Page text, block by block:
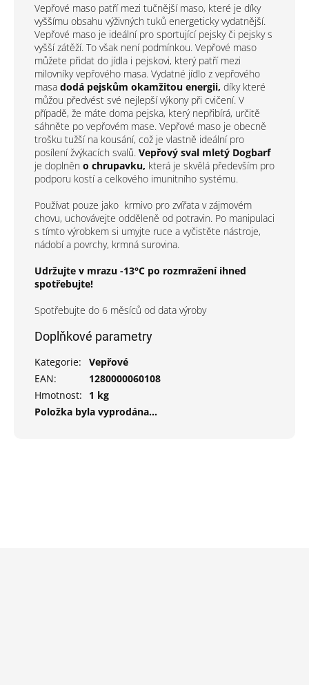
Vepřové maso patří mezi tučnější maso, které je díky
vyššímu obsahu výživných tuků energeticky vydatnější.
Vepřové maso je ideální pro sportující pejsky či pejsky s
vyšší zátěží. To však není podmínkou. Vepřové maso
můžete přidat do jídla i pejskovi, který patří mezi
milovníky vepřového masa. Vydatné jídlo z vepřového
masa dodá pejskům okamžitou energii, díky které
můžou předvést své nejlepší výkony při cvičení. V
případě, že máte doma pejska, který nepřibírá, určitě
sáhněte po vepřovém mase. Vepřové maso je obecně
trošku tužší na kousání, což je vlastně ideální pro
posílení žvýkacích svalů. Vepřový sval mletý Dogbarf
je doplněn o chrupavku, která je skvělá především pro
podporu kostí a celkového imunitního systému.
Používat pouze jako krmivo pro zvířata v zájmovém
chovu, uchovávejte odděleně od potravin. Po manipulaci
s tímto výrobkem si umyjte ruce a vyčistěte nástroje,
nádobí a povrchy, krmná surovina.
Udržujte v mrazu -13°C po rozmražení ihned
spotřebujte!
Spotřebujte do 6 měsíců od data výroby
Doplňkové parametry
Kategorie:
Vepřové
EAN:
1280000060108
Hmotnost:
1 kg
Položka byla vyprodána…